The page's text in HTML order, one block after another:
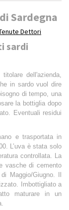
Sardegna
Dettori
sardi
dell'azienda,
in sardo vuol dire
di tempo, una
la bottiglia dopo
Eventuali residui
e trasportata in
L’uva è stata solo
controllata. La
vasche di cemento
Maggio/Giugno. Il
Imbottigliato a
maturare in un